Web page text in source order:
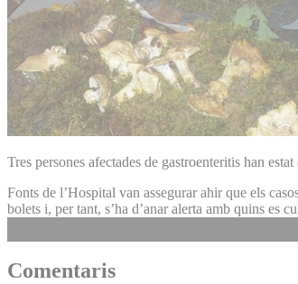
Tres persones afectades de gastroenteritis han
Fonts de l’Hospital van assegurar ahir que els
bolets i, per tant, s’ha d’anar alerta amb quins es
Comentaris